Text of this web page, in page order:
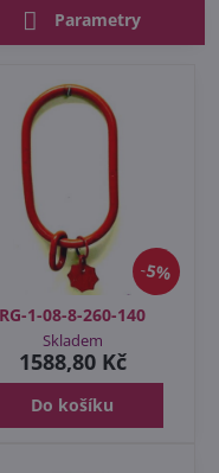
Parametry
5%
RG-1-08-8-260-140
Skladem
1588,80 Kč
Do košíku